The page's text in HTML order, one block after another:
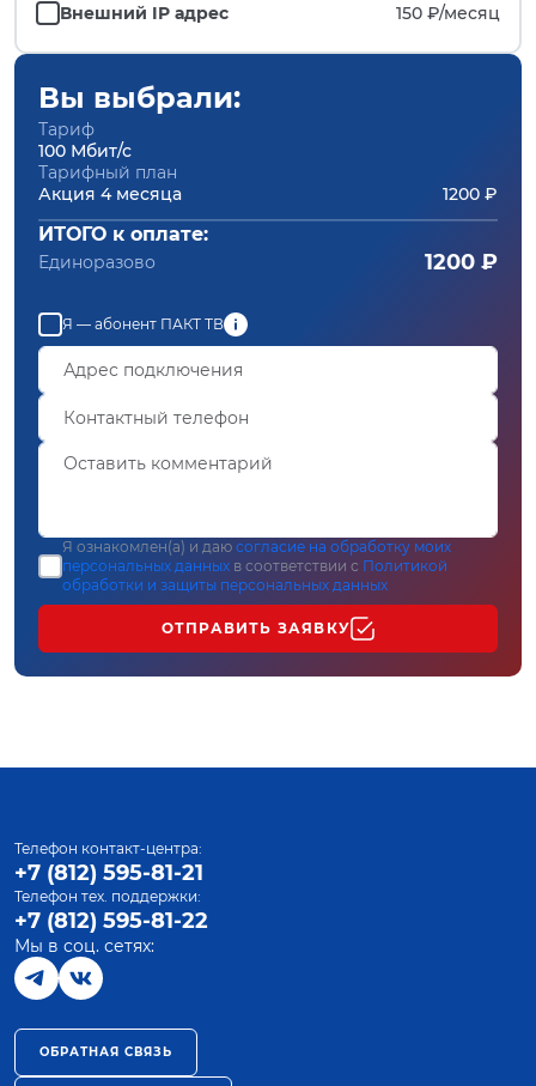
Внешний IP адрес 150 ₽/месяц
Вы выбрали:
Тариф
100 Мбит/с
Тарифный план
Акция 4 месяца
1200 ₽
ИТОГО к оплате:
Единоразово 1200 ₽
Я — абонент ПАКТ ТВ
Я ознакомлен(а) и даю согласие на обработку моих
персональных данных в соответствии с Политикой
обработки и защиты персональных данных
ОТПРАВИТЬ ЗАЯВКУ
Телефон контакт-центра:
+7 (812) 595-81-21
Телефон тех. поддержки:
+7 (812) 595-81-22
Мы в соц. сетях:
ОБРАТНАЯ СВЯЗЬ